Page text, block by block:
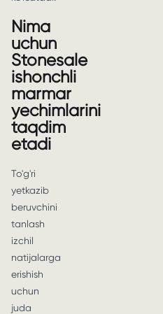
Nima
uchun
Stonesale
ishonchli
marmar
yechimlarini
taqdim
etadi
To'g'ri
yetkazib
beruvchini
tanlash
izchil
natijalarga
erishish
uchun
juda